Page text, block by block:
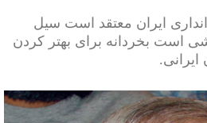
ایران معتقد است سیل
است بخردانه برای بهتر کردن